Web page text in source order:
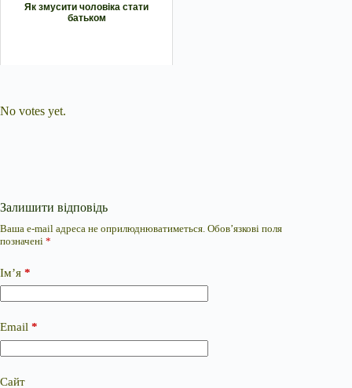
Як змусити чоловіка стати
батьком
No votes yet.
Залишити відповідь
Ваша e-mail адреса не оприлюднюватиметься. Обов’язкові поля
позначені *
Ім’я *
Email *
Сайт